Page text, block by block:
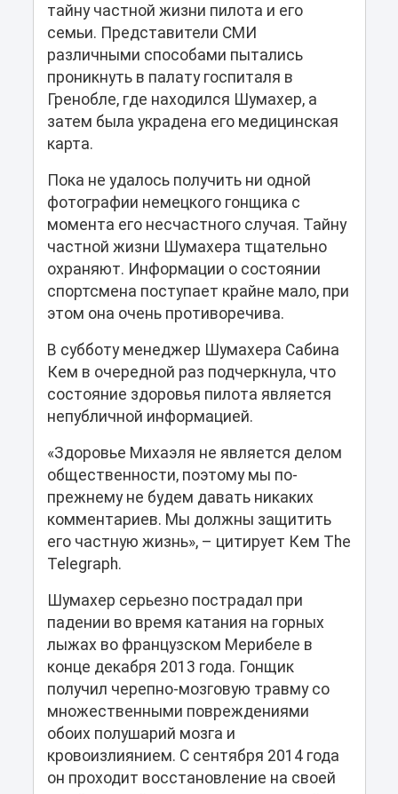
тайну частной жизни пилота и его
семьи. Представители СМИ
различными способами пытались
проникнуть в палату госпиталя в
Гренобле, где находился Шумахер, а
затем была украдена его медицинская
карта.
Пока не удалось получить ни одной
фотографии немецкого гонщика с
момента его несчастного случая. Тайну
частной жизни Шумахера тщательно
охраняют. Информации о состоянии
спортсмена поступает крайне мало, при
этом она очень противоречива.
В субботу менеджер Шумахера Сабина
Кем в очередной раз подчеркнула, что
состояние здоровья пилота является
непубличной информацией.
«Здоровье Михаэля не является делом
общественности, поэтому мы по-
прежнему не будем давать никаких
комментариев. Мы должны защитить
его частную жизнь», – цитирует Кем The
Telegraph.
Шумахер серьезно пострадал при
падении во время катания на горных
лыжах во французском Мерибеле в
конце декабря 2013 года. Гонщик
получил черепно-мозговую травму со
множественными повреждениями
обоих полушарий мозга и
кровоизлиянием. С сентября 2014 года
он проходит восстановление на своей